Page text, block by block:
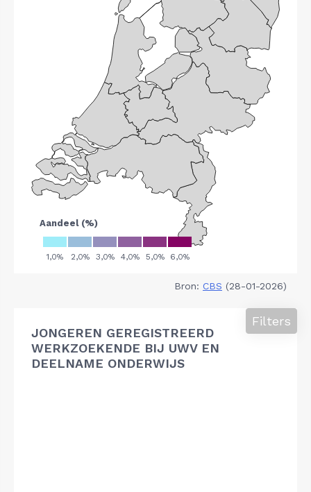
Bron: CBS (28-01-2026)
JONGEREN GEREGISTREERD
WERKZOEKENDE BIJ UWV EN
DEELNAME ONDERWIJS
Filters